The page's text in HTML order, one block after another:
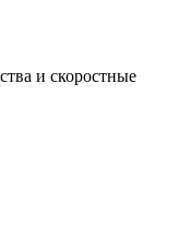
и скоростные